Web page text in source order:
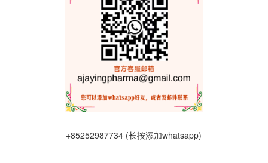
+85252987734 (长按添加whatsapp)